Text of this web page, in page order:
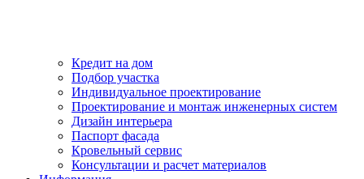
Кредит на дом
Подбор участка
Индивидуальное проектирование
Проектирование и монтаж инженерных систем
Дизайн интерьера
Паспорт фасада
Кровельный сервис
Консультации и расчет материалов